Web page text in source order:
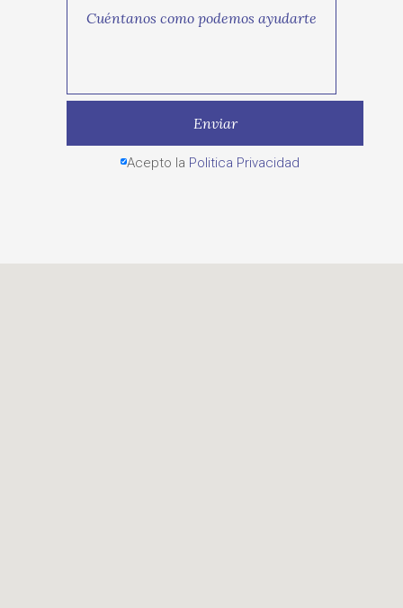
Acepto la Politica Privacidad